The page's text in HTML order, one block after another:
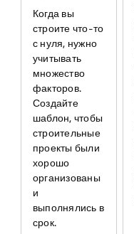
Когда вы
строите что-то
с нуля, нужно
учитывать
множество
факторов.
Создайте
шаблон, чтобы
строительные
проекты были
хорошо
организованы
и
выполнялись в
срок.